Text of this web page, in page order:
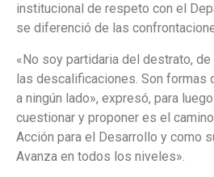
institucional de respeto con el
se diferenció de las
«No soy partidaria del destrato,
las descalificaciones. Son formas
a ningún lado», expresó, para
cuestionar y proponer es el
Acción para el Desarrollo y como
Avanza en todos los niveles».